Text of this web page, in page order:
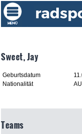
Sweet, Jay
Geburtsdatum
Nationalität
Teams